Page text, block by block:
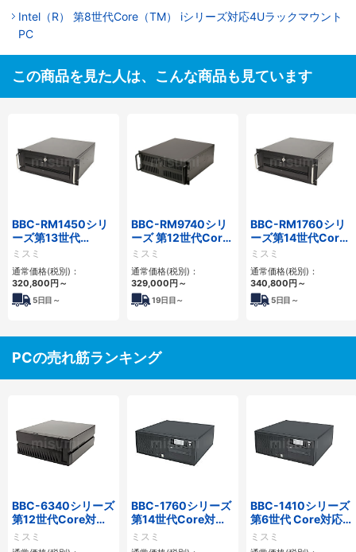
Intel（R） 第8世代Core（TM） iシリーズ対応4Uラックマウント
PC
この商品を見た人は、こんな商品も見ています
BBC-RM1450シリ
ーズ第13世代
Core・12世代
Celeron対応ラック
マウント4PCIe
ミスミ
通常価格(税別)：
320,800円～
5日目～
BBC-RM9740シリ
ーズ 第12世代Core
対応ラックマウント
FAPC4PCI・3PCIe
ミスミ
通常価格(税別)：
329,000円～
19日目～
BBC-RM1760シリ
ーズ第14世代Core
対応ラックマウント
3PCIe
ミスミ
通常価格(税別)：
340,800円～
5日目～
PCの売れ筋ランキング
BBC-6340シリーズ
第12世代Core対応
小型フロアマウント
PC2PCI/2PCIe
ミスミ
BBC-1760シリーズ
第14世代Core対応
小型フロアマウント
3PCIe
ミスミ
BBC-1410シリーズ
第6世代 Core対応フ
ロアマウントFAPC
3PCI・3PCIe
ミスミ